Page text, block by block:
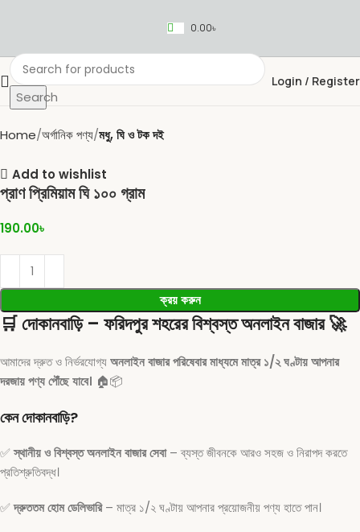
0.00৳
Search
Login / Register
Home অর্গানিক পণ্য মধু, ঘি ও টক দই
Add to wishlist
প্রাণ প্রিমিয়াম ঘি ১০০ গ্রাম
190.00৳
ক্রয় করুন
🛒দোকানবাড়ি – ফরিদপুর শহরের বিশ্বস্ত অনলাইন বাজার🚀
আমাদের দ্রুত ও নির্ভরযোগ্যঅনলাইন বাজার পরিষেবার মাধ্যমে মাত্র ১/২ ঘণ্টায় আপনার
দরজায় পণ্য পৌঁছে যাবে। 🏠📦
কেন দোকানবাড়ি?
✅স্থানীয় ও বিশ্বস্ত অনলাইন বাজার সেবা– ব্যস্ত জীবনকে আরও সহজ ও নিরাপদ করতে
প্রতিশ্রুতিবদ্ধ।
✅দ্রুততম হোম ডেলিভারি– মাত্র ১/২ ঘণ্টায় আপনার প্রয়োজনীয় পণ্য হাতে পান।